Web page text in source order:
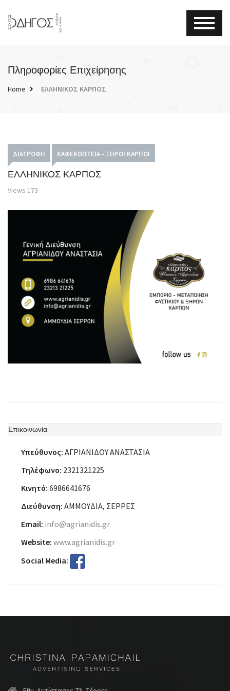
Πληροφορίες Επιχείρησης
Home ΕΛΛΗΝΙΚΟΣ ΚΑΡΠΟΣ
ΔΙΑΤΡΟΦΉ ΚΑΦΕΚΟΠΤΕΊΑ - ΞΗΡΟΊ ΚΑΡΠΟΊ
ΕΛΛΗΝΙΚΟΣ ΚΑΡΠΟΣ
Views 173
Επικοινωνία
Υπεύθυνος: ΑΓΡΙΑΝΙΔΟΥ ΑΝΑΣΤΑΣΙΑ
Τηλέφωνο: 2321321225
Κινητό: 6986641676
Διεύθυνση: ΑΜΜΟΥΔΙΑ, ΣΕΡΡΕΣ
Email: info@agrianidis.gr
Website: www.agrianidis.gr
Social Media: